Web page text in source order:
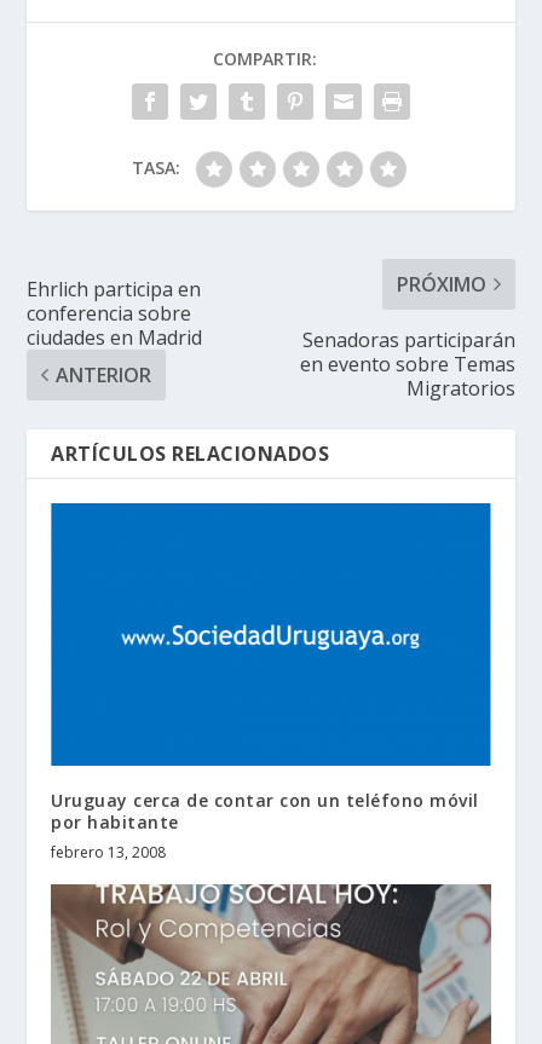
COMPARTIR:
TASA:
Ehrlich participa en
conferencia sobre
ciudades en Madrid
ANTERIOR
PRÓXIMO
Senadoras participarán
en evento sobre Temas
Migratorios
ARTÍCULOS RELACIONADOS
Uruguay cerca de contar con un teléfono móvil
por habitante
febrero 13, 2008